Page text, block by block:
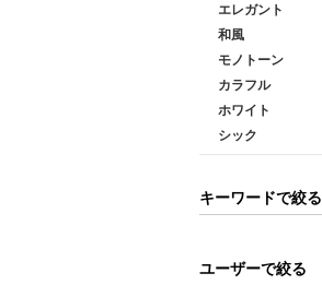
エレガント
和風
モノトーン
カラフル
ホワイト
シック
キーワードで絞る
ユーザーで絞る